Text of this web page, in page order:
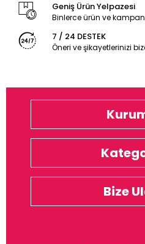
Geniş Ürün Yelpazesi
Binlerce ürün ve
7 / 24 DESTEK
Öneri ve şikayetlerinizi
Bize